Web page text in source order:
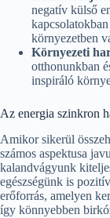
negatív külső
környezetben
Környezeti
otthonunkban
inspiráló
Az energia szinkron
Amikor sikerül
számos aspektusa
kalandvágyunk
egészségünk is
erőforrás, amelyen
így könnyebben